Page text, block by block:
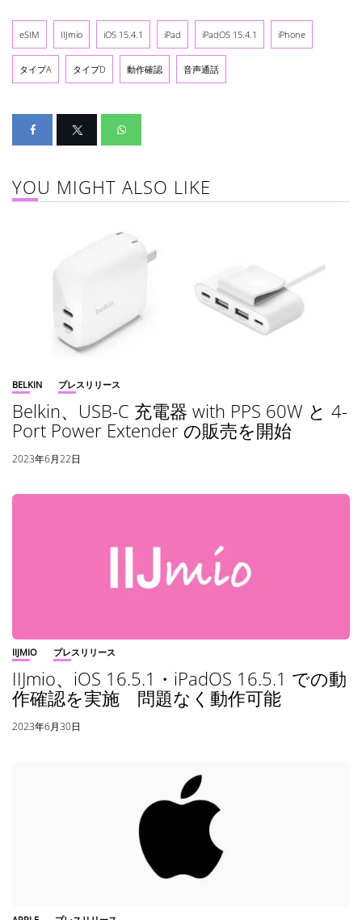
eSIM IIJmio iOS 15.4.1 iPad iPadOS 15.4.1 iPhone
タイプA タイプD 動作確認 音声通話
YOU MIGHT ALSO LIKE
BELKIN プレスリリース
Belkin、USB-C 充電器 with PPS 60W と 4-
Port Power Extender の販売を開始
2023年6月22日
IIJMIO プレスリリース
IIJmio、iOS 16.5.1・iPadOS 16.5.1 での動
作確認を実施 問題なく動作可能
2023年6月30日